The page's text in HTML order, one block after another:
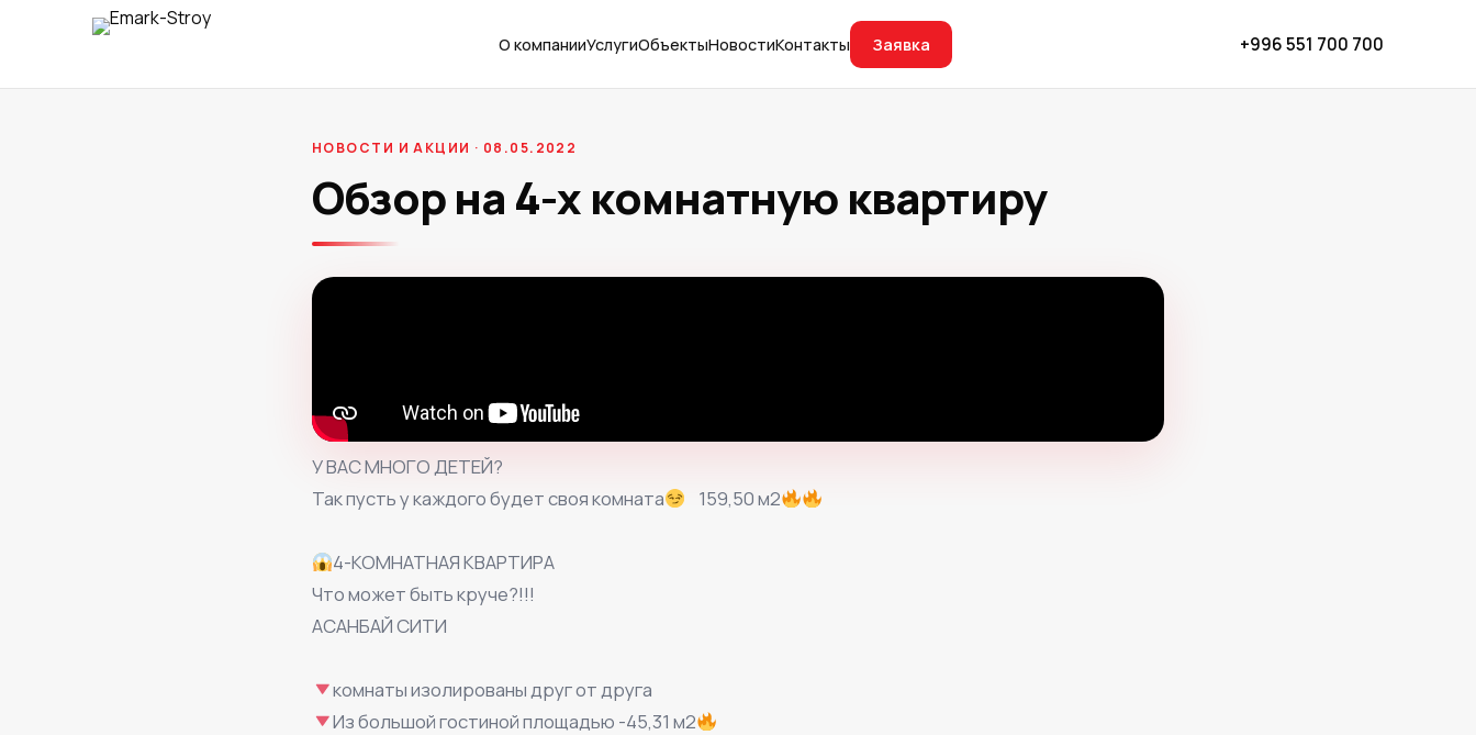
О компанииУслугиОбъектыНовостиКонтакты Заявка +996 551 700 700
НОВОСТИ И АКЦИИ · 08.05.2022
Обзор на 4-х комнатную квартиру
У ВАС МНОГО ДЕТЕЙ?⠀
Так пусть у каждого будет своя комната
⠀159,50 м2
4-КОМНАТНАЯ КВАРТИРА⠀
Что может быть круче?!!!⠀
АСАНБАЙ СИТИ
комнаты изолированы друг от друга⠀
Из большой гостиной площадью -45,31 м2